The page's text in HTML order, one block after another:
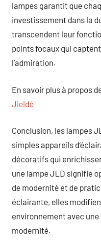
lampes garantit que
investissement dans la
transcendent leur
points focaux qui
l’admiration.
En savoir plus à propos
Jieldé
Conclusion, les lampes
simples appareils
décoratifs qui
une lampe JLD signifie
de modernité et de
éclairante, elles
environnement avec une
modernité.